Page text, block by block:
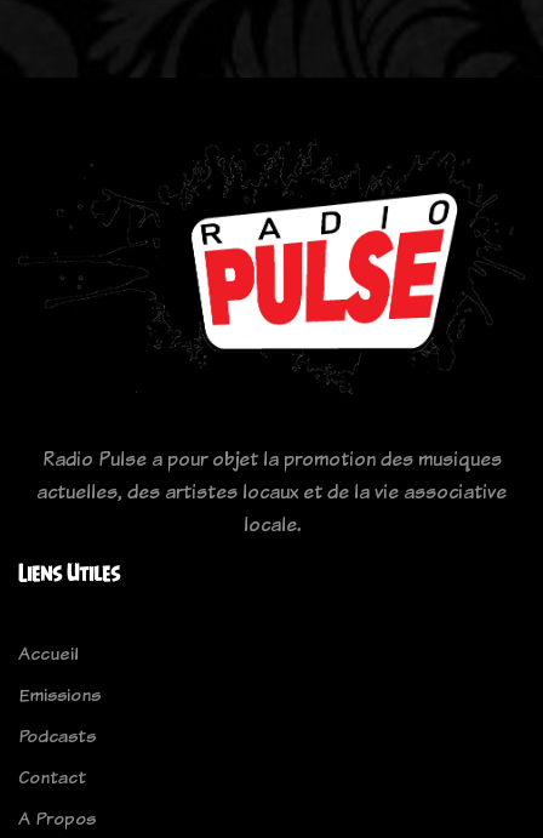
Radio Pulse a pour objet la promotion des musiques
actuelles, des artistes locaux et de la vie associative
locale.
Liens Utiles
Accueil
Emissions
Podcasts
Contact
A Propos